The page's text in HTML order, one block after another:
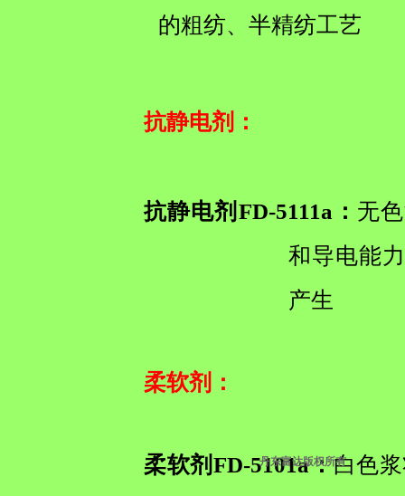
丹东富达版权所有
的粗纺、半精纺工艺
抗静电剂 ：
抗静电剂FD-5111a： 无
和导电能
产生
柔软剂 ：
柔软剂FD-5101a：白色